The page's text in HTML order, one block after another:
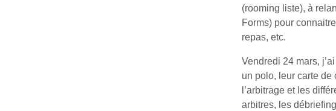
(rooming liste), à
Forms) pour
repas, etc.
Vendredi 24 mars,
un polo, leur carte de
l’arbitrage et les
arbitres, les